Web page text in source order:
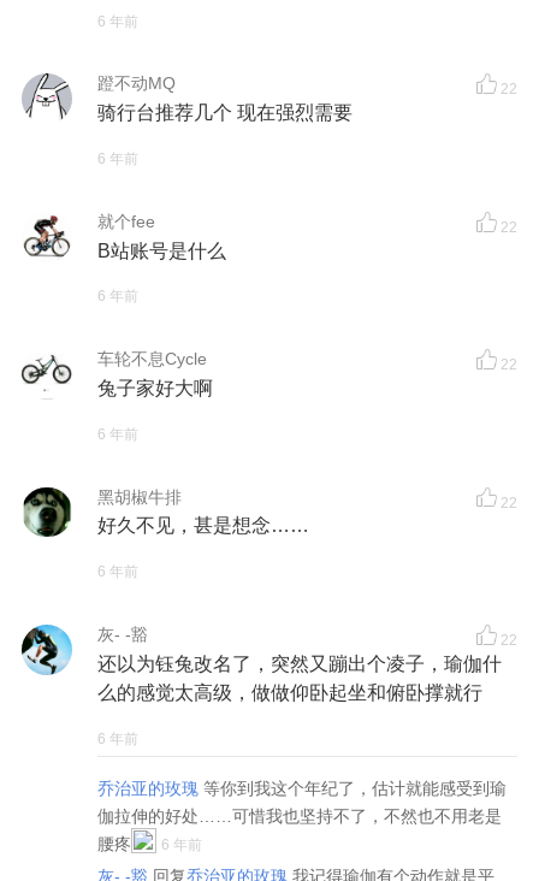
6 年前
蹬不动MQ 22
骑行台推荐几个 现在强烈需要
6 年前
就个fee 22
B站账号是什么
6 年前
车轮不息Cycle 22
兔子家好大啊
6 年前
黑胡椒牛排 22
好久不见，甚是想念……
6 年前
灰- -豁 22
还以为钰兔改名了，突然又蹦出个凌子，瑜伽什
么的感觉太高级，做做仰卧起坐和俯卧撑就行
6 年前
乔治亚的玫瑰 等你到我这个年纪了，估计就能感受到瑜
伽拉伸的好处……可惜我也坚持不了，不然也不用老是
腰疼
6 年前
灰- -豁 回复乔治亚的玫瑰 我记得瑜伽有个动作就是平